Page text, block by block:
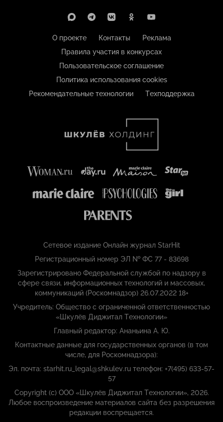
О проекте Контакты
Реклама
Правила участия в конкурсах
Пользовательское соглашение
Политика использования cookies
Рекомендательные технологии
Техподдержка
Сетевое издание Онлайн журнал StarHit
Регистрационный номер ЭЛ № ФС 77 - 83698
Зарегистрировано Федеральной службой по надзору в
сфере связи, информационных технологий и массовых,
коммуникаций (Роскомнадзор) 26.07.2022 18+
Учредитель: Общество с ограниченной ответственностью
«Шкулёв Диджитал Технологии»
Главный редактор: Ананьина А. Ю.
Контактные данные для государственных органов (в том
числе, для Роскомнадзора):
Эл. почта: starhit.ru_legal@shkulev.ru телефон: +7(495) 633-57-
57
Copyright (с) ООО «Шкулёв Диджитал Технологии», 2026.
Любое воспроизведение материалов сайта без разрешения
редакции воспрещается.